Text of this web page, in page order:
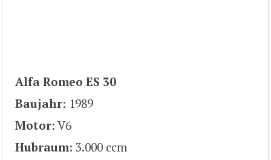
Alfa Romeo ES 30
Baujahr: 1989
Motor: V6
Hubraum: 3.000 ccm